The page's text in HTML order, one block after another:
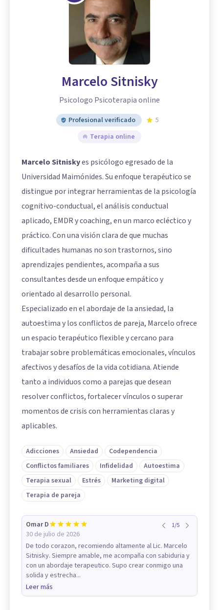
Marcelo Sitnisky
Psicologo Psicoterapia online
Profesional verificado
5
Terapia online
Marcelo Sitniskyes psicólogo egresado de la
Universidad Maimónides. Su enfoque terapéutico se
distingue por integrar herramientas de la psicología
cognitivo-conductual, el análisis conductual
aplicado, EMDR y coaching, en un marco ecléctico y
práctico. Con una visión clara de que muchas
dificultades humanas no son trastornos, sino
aprendizajes pendientes, acompaña a sus
consultantes desde un enfoque empático y
orientado al desarrollo personal.
Especializado en el abordaje de la ansiedad, la
autoestima y los conflictos de pareja, Marcelo ofrece
un espacio terapéutico flexible y cercano para
trabajar sobre problemáticas emocionales, vínculos
afectivos y desafíos de la vida cotidiana. Atiende
tanto a individuos como a parejas que desean
resolver conflictos, fortalecer vínculos o superar
momentos de crisis con herramientas claras y
aplicables.
Adicciones Ansiedad
Codependencia
Conflictos familiares
Infidelidad
Autoestima
Terapia sexual
Estrés
Marketing digital
Terapia de pareja
Omar D
30 de julio de 2026
1/5
De todo corazon, recomiendo altamente al Lic. Marcelo
Sitnisky. Siempre amable, me acompaña con sabiduria y
con un abordaje terapeutico. Supo crear conmigo una
solida y estrecha...
Leer más